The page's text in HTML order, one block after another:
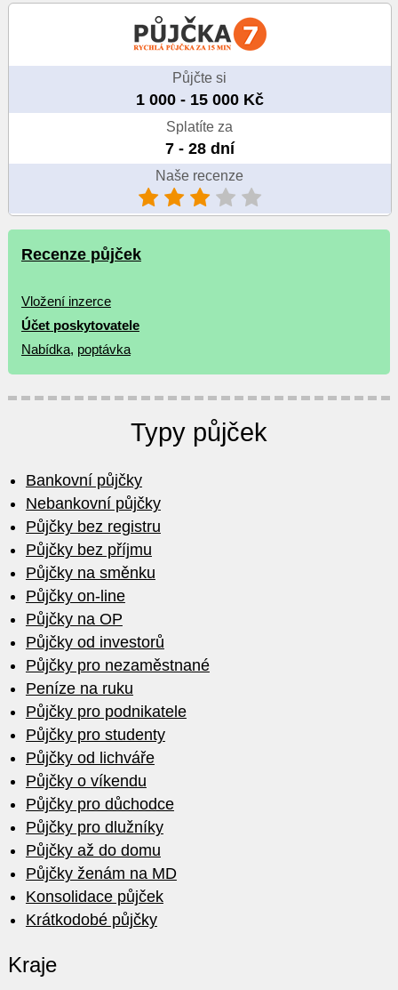
Půjčte si
1 000 - 15 000 Kč
Splatíte za
7 - 28 dní
Naše recenze
Recenze půjček
Vložení inzerce
Účet poskytovatele
Nabídka, poptávka
Typy půjček
Bankovní půjčky
Nebankovní půjčky
Půjčky bez registru
Půjčky bez příjmu
Půjčky na směnku
Půjčky on-line
Půjčky na OP
Půjčky od investorů
Půjčky pro nezaměstnané
Peníze na ruku
Půjčky pro podnikatele
Půjčky pro studenty
Půjčky od lichváře
Půjčky o víkendu
Půjčky pro důchodce
Půjčky pro dlužníky
Půjčky až do domu
Půjčky ženám na MD
Konsolidace půjček
Krátkodobé půjčky
Kraje